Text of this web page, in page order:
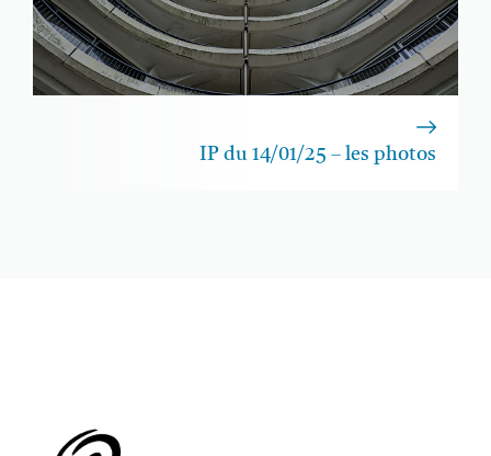
IP du 14/01/25 – les photos